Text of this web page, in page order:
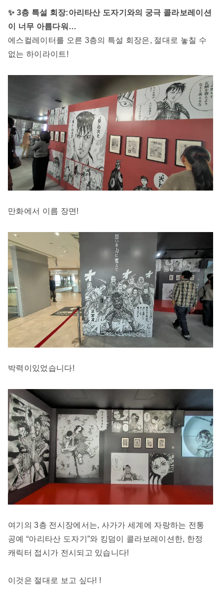
✨ 3층 특설 회장:아리타산 도자기와의 궁극 콜라보레이션
이 너무 아름다워…
에스컬레이터를 오른 3층의 특설 회장은, 절대로 놓칠 수
없는 하이라이트!
만화에서 이름 장면!
박력이있었습니다!
여기의 3층 전시장에서는, 사가가 세계에 자랑하는 전통
공예 “아리타산 도자기”와 킹덤이 콜라보레이션한, 한정
캐릭터 접시가 전시되고 있습니다!
이것은 절대로 보고 싶다! !